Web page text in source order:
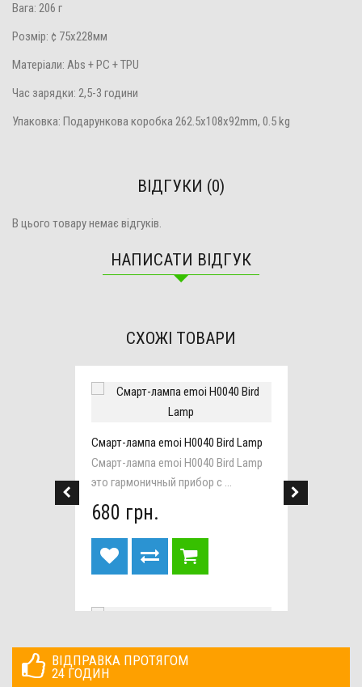
Вага: 206 г
Розмір: ¢ 75х228мм
Матеріали: Abs + PC + TPU
Час зарядки: 2,5-3 години
Упаковка: Подарункова коробка 262.5x108x92mm, 0.5 kg
ВІДГУКИ (0)
В цього товару немає відгуків.
НАПИСАТИ ВІДГУК
СХОЖІ ТОВАРИ
Смарт-лампа emoi H0040 Bird Lamp
Смарт-лампа emoi H0040 Bird Lamp
это гармоничный прибор с ...
680 грн.
Смарт-Лампа emoi H0042 Smart
ВІДПРАВКА ПРОТЯГОМ
24 ГОДИН